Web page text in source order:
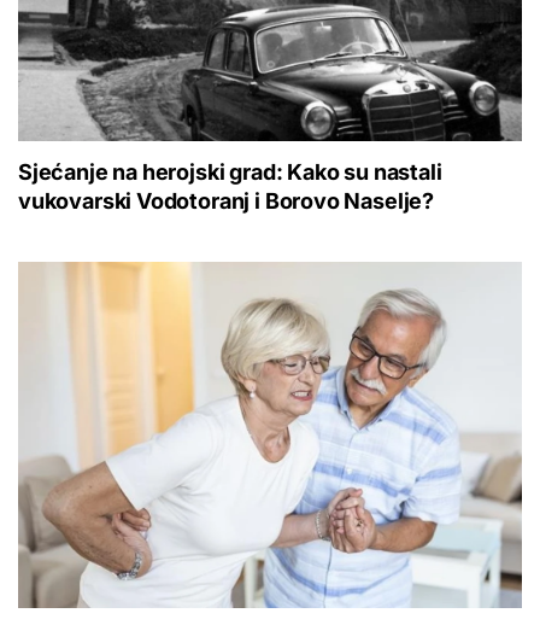
Sjećanje na herojski grad: Kako su nastali
vukovarski Vodotoranj i Borovo Naselje?